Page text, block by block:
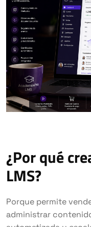
¿Por qué
LMS?
Porque permite
administrar